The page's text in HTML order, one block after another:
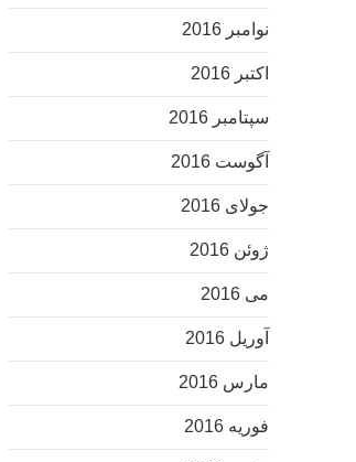
نوامبر 2016
اکتبر 2016
سپتامبر 2016
آگوست 2016
جولای 2016
ژوئن 2016
می 2016
آوریل 2016
مارس 2016
فوریه 2016